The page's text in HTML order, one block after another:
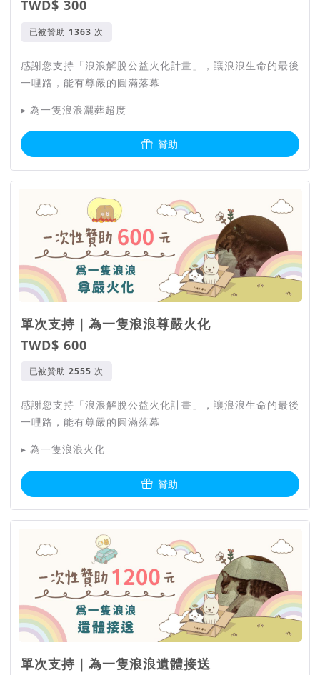
對生命教育有一份執著與體悟。他是11歲出家，13歲赴印度學
習藏傳佛教，是西藏噶瑪噶舉派大寶法王、十七世噶瑪巴親自指
導的弟子，也是噶舉派佛學院最年輕且唯一的華人教學成員。
流程透明公開
從 4 月行動開始起，每一次為往生浪浪灑葬和法事的紀錄，都
會公開在茸茸花園的粉絲專頁上，讓所有關心這個議題的人可以
得知最即時的進度，也能進行監督。不僅如此，每週六於園區舉
辦的法事，也開放大眾事先預約參與。
感謝您的支持，讓浪浪生命的最後
一哩路，都能被好好照顧
新聞媒體與名人推薦
【唐綺陽占星幫】唐老師直播推薦
【PChome新聞】
益火化
【東森新聞】路殺浪浪免費處理 國師唐綺陽讚太
【菱傳媒】
浪浪生命尊嚴落幕
【Yahoo!新聞】浪浪公益火化 破千網友響應募
資
TWD$ 300
已被贊助 次
感謝您支持「浪浪解脫公益火化計畫」，讓浪浪生命的最後
一哩路，能有尊嚴的圓滿落幕
▸ 為一隻浪浪灑葬超度
贊助
單次支持｜為一隻浪浪尊嚴火化
TWD$ 600
已被贊助 次
感謝您支持「浪浪解脫公益火化計畫」，讓浪浪生命的最後
一哩路，能有尊嚴的圓滿落幕
▸ 為一隻浪浪火化
贊助
單次支持｜為一隻浪浪遺體接送